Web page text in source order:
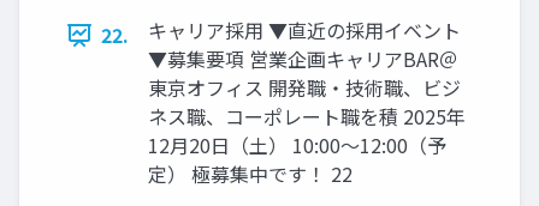
22.
キャリア採用 ▼直近の採用イベント
▼募集要項 営業企画キャリアBAR＠
東京オフィス 開発職・技術職、ビジ
ネス職、コーポレート職を積 2025年
12月20日（土） 10:00〜12:00（予
定） 極募集中です！ 22